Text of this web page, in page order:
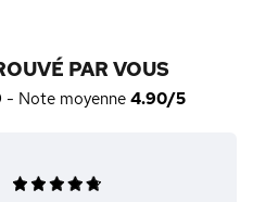
PAR VOUS
- Note moyenne 4.90/5